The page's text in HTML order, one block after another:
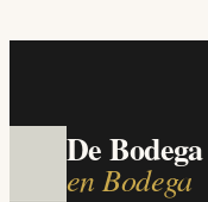
De Bodega
en Bodega